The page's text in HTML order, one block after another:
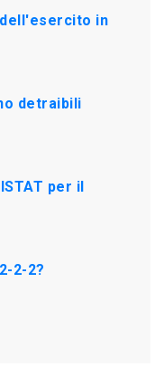
in
detraibili
per il
2-2?